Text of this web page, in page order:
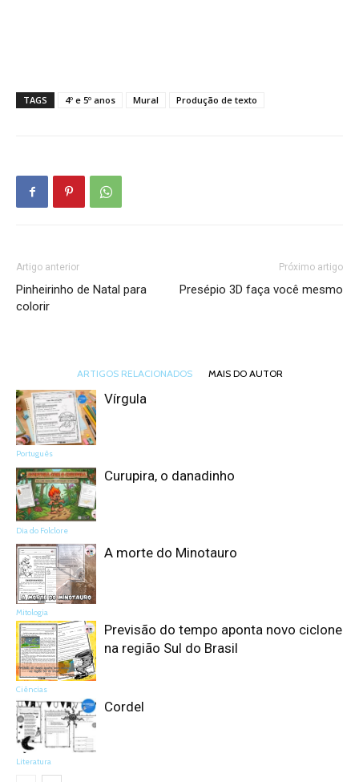
TAGS 4º e 5º anos Mural Produção de texto
Artigo anterior
Pinheirinho de Natal para
colorir
Próximo artigo
Presépio 3D faça você mesmo
ARTIGOS RELACIONADOS MAIS DO AUTOR
Português
Vírgula
Dia do Folclore
Curupira, o danadinho
Mitologia
A morte do Minotauro
Ciências
Previsão do tempo aponta novo ciclone
na região Sul do Brasil
Literatura
Cordel